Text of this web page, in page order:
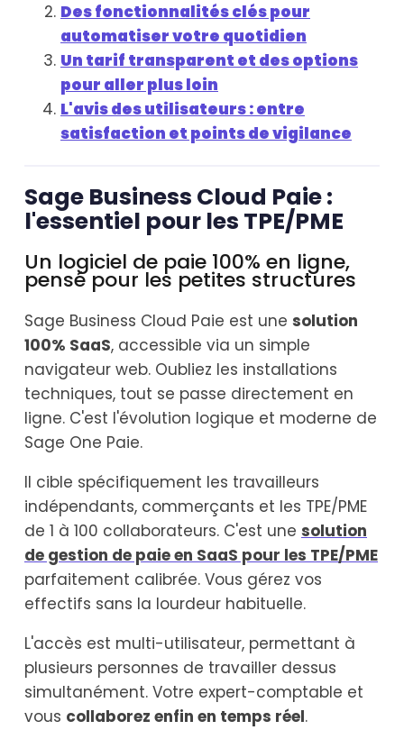
Des fonctionnalités clés pour
automatiser votre quotidien
Un tarif transparent et des options
pour aller plus loin
L'avis des utilisateurs : entre
satisfaction et points de vigilance
Sage Business Cloud Paie :
l'essentiel pour les TPE/PME
Un logiciel de paie 100% en ligne,
pensé pour les petites structures
Sage Business Cloud Paie est une solution
100% SaaS, accessible via un simple
navigateur web. Oubliez les installations
techniques, tout se passe directement en
ligne. C'est l'évolution logique et moderne de
Sage One Paie.
Il cible spécifiquement les travailleurs
indépendants, commerçants et les TPE/PME
de 1 à 100 collaborateurs. C'est une solution
de gestion de paie en SaaS pour les TPE/PME
parfaitement calibrée. Vous gérez vos
effectifs sans la lourdeur habituelle.
L'accès est multi-utilisateur, permettant à
plusieurs personnes de travailler dessus
simultanément. Votre expert-comptable et
vous collaborez enfin en temps réel.